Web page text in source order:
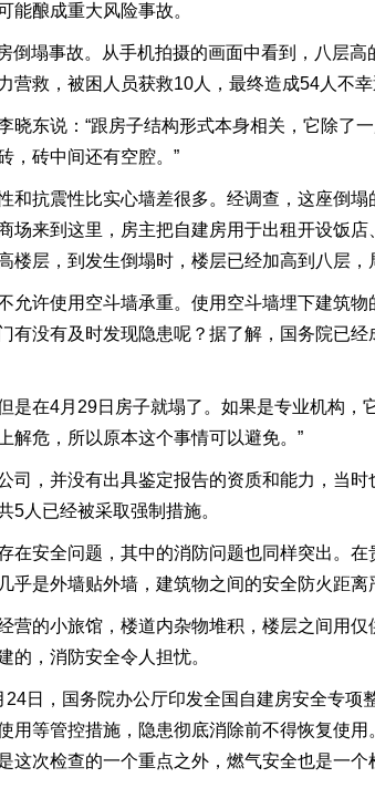
能酿成重大风险事故。
塌事故。从手机拍摄的画面中看到，八层高
救，被困人员获救10人，最终造成54人不
晓东说：“跟房子结构形式本身相关，它除了
，砖中间还有空腔。”
和抗震性比实心墙差很多。经调查，这座倒
来到这里，房主把自建房用于出租开设饭
层，到发生倒塌时，楼层已经加高到八层，
允许使用空斗墙承重。使用空斗墙埋下建筑
有没有及时发现隐患呢？据了解，国务院已
是在4月29日房子就塌了。如果是专业机构，
解危，所以原本这个事情可以避免。”
司，并没有出具鉴定报告的资质和能力，当
5人已经被采取强制措施。
在安全问题，其中的消防问题也同样突出。
是外墙贴外墙，建筑物之间的安全防火距离
营的小旅馆，楼道内杂物堆积，楼层之间用
的，消防安全令人担忧。
日，国务院办公厅印发全国自建房安全专项
等管控措施，隐患彻底消除前不得恢复使用
次检查的一个重点之外，燃气安全也是一个